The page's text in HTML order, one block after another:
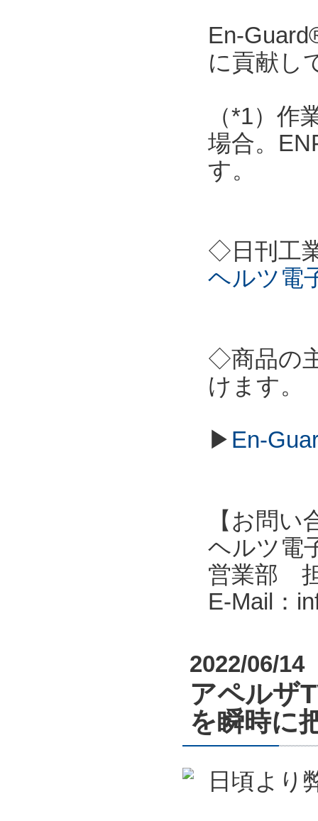
En-
に貢献し
（*1）
場合。
す。
◇日刊工
ヘルツ電
◇商品の
けます。
▶ En-
【お問い
ヘルツ電
営業部
E-Mail：
2022/06/14
アペルザ
を瞬時に
日頃より